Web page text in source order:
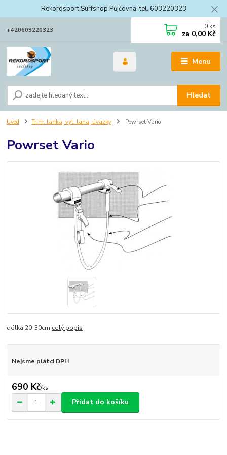
Rekordsport Surfshop Půjčovna, tel. 603220323
Menu
Hledat
+420603220323 0 ks
za 0,00 Kč
Úvod Trim. lanka, vyt. lana, úvazky Powrset Vario
Powrset Vario
délka 20-30cm celý popis
Nejsme plátci DPH
690 Kč/ks
Přidat do košíku